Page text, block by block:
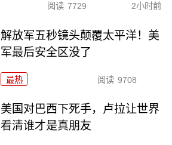
阅读 7729 2小时前
解放军五秒镜头颠覆太平洋！美
军最后安全区没了
最热 阅读 9708
美国对巴西下死手，卢拉让世界
看清谁才是真朋友